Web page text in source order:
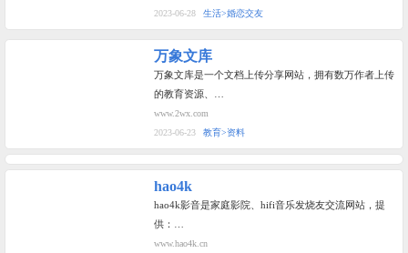
2023-06-28
生活>婚恋交友
万象文库
万象文库是一个文档上传分享网站，拥有数万作者上传
的教育资源、…
www.2wx.com
2023-06-23
教育>资料
hao4k
hao4k影音是家庭影院、hifi音乐发烧友交流网站，提
供：…
www.hao4k.cn